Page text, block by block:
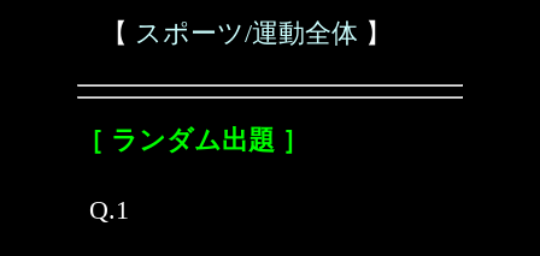
【 スポーツ/運動全体 】
［ ランダム出題 ］
Q.1